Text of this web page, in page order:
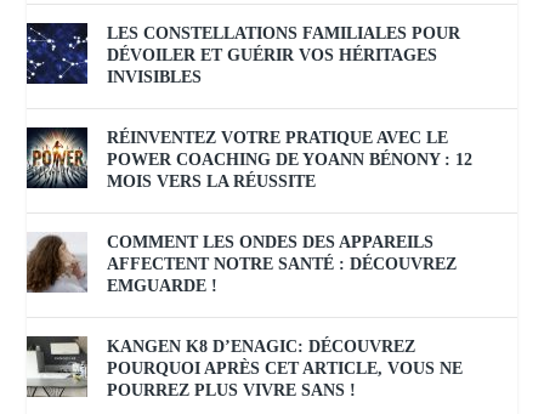
LES CONSTELLATIONS FAMILIALES POUR
DÉVOILER ET GUÉRIR VOS HÉRITAGES
INVISIBLES
RÉINVENTEZ VOTRE PRATIQUE AVEC LE
POWER COACHING DE YOANN BÉNONY : 12
MOIS VERS LA RÉUSSITE
COMMENT LES ONDES DES APPAREILS
AFFECTENT NOTRE SANTÉ : DÉCOUVREZ
EMGUARDE !
KANGEN K8 D’ENAGIC: DÉCOUVREZ
POURQUOI APRÈS CET ARTICLE, VOUS NE
POURREZ PLUS VIVRE SANS !